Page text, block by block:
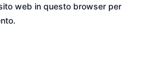
web in questo browser per